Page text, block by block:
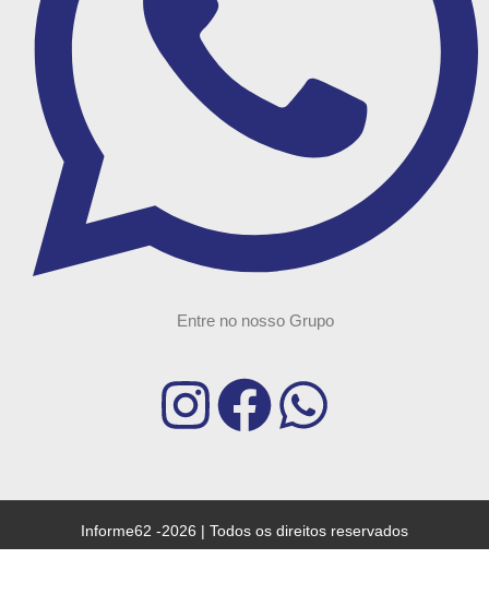
Entre no nosso Grupo
Informe62 -2026 | Todos os direitos reservados